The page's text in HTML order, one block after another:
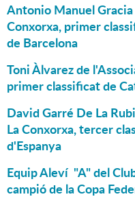
Antonio Manuel
Conxorxa, primer
de Barcelona
Toni Àlvarez de
primer classificat de
David Garré De La
La Conxorxa, tercer
d'Espanya
Equip Aleví "A" del
campió de la Copa